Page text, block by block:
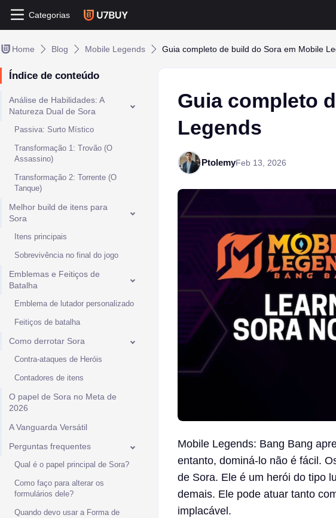
Categorias
Home Blog Mobile Legends Guia completo de build do Sora em Mobile
Índice de conteúdo
Análise de Habilidades: A
Natureza Dual de Sora
Passiva: Surto Místico
Transformação 1: Trovão (O
Assassino)
Transformação 2: Torrente (O
Tanque)
Melhor build de itens para
Sora
Itens principais
Sobrevivência no final do jogo
Emblemas e Feitiços de
Batalha
Emblema de lutador personalizado
Feitiços de batalha
Como derrotar Sora
Contra-ataques de Heróis
Contadores de itens
O papel de Sora no Meta de
2026
A Vanguarda Versátil
Perguntas frequentes
Qual é o papel principal de Sora?
Como faço para alterar os
formulários dele?
Quando devo usar a Forma de
Guia completo
Legends
PtolemyFeb 13, 2026
Mobile Legends: Bang Bang
entanto, dominá-lo não é fácil.
de Sora. Ele é um herói do tipo
demais. Ele pode atuar tanto
implacável.